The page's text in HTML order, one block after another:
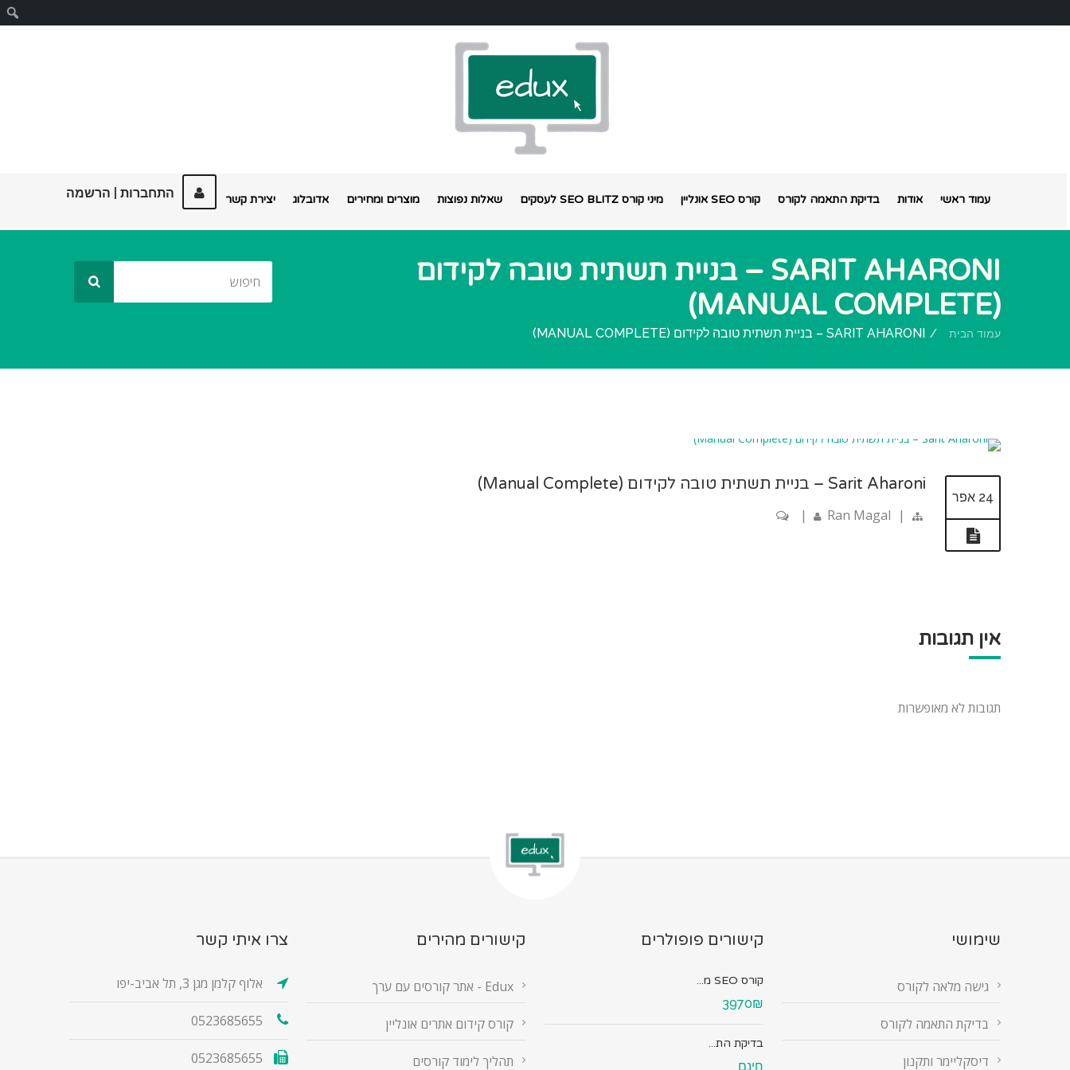
עמוד ראשי אודות בדיקת התאמה לקורס קורס SEO אונליין מיני קורס SEO BLITZ לעסקים שאלות נפוצות מוצרים ומחירים אדובלוג יצירת קשר התחברות הרשמה
SARIT AHARONI – בניית תשתית טובה לקידום
(MANUAL COMPLETE)
עמוד הבית SARIT AHARONI – בניית תשתית טובה לקידום (MANUAL COMPLETE)
24 אפר
Sarit Aharoni – בניית תשתית טובה לקידום (Manual Complete)
Ran Magal |
|
אין תגובות
תגובות לא מאופשרות
שימושי
גישה מלאה לקורס
בדיקת התאמה לקורס
דיסקליימר ותקנון
קישורים פופולרים
קורס SEO מ...
3970₪
בדיקת הת...
חינם
קישורים מהירים
Edux - אתר קורסים עם ערך
קורס קידום אתרים אונליין
תהליך לימוד קורסים
צרו איתי קשר
אלוף קלמן מגן 3, תל אביב-יפו
0523685655
0523685655